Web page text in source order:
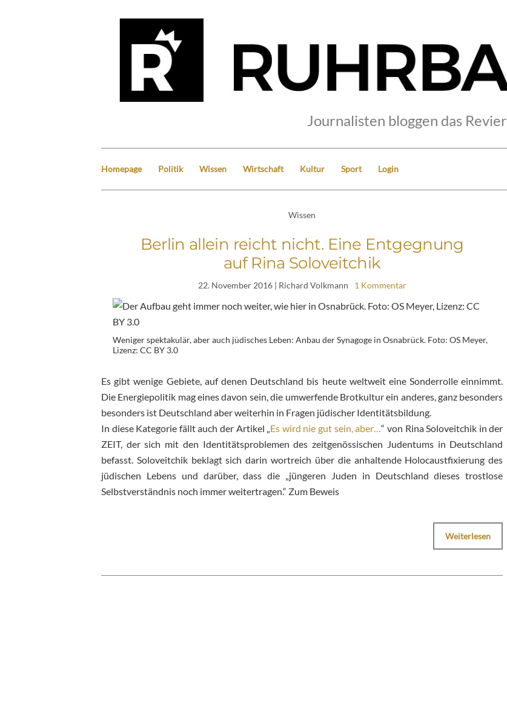
Journalisten bloggen das Revier
Homepage Politik Wissen Wirtschaft Kultur Sport Login
Wissen
Berlin allein reicht nicht. Eine Entgegnung
auf Rina Soloveitchik
22. November 2016| Richard Volkmann 1 Kommentar
Weniger spektakulär, aber auch jüdisches Leben: Anbau der Synagoge in Osnabrück. Foto: OS Meyer,
Lizenz: CC BY 3.0
Es gibt wenige Gebiete, auf denen Deutschland bis heute weltweit eine Sonderrolle einnimmt.
Die Energiepolitik mag eines davon sein, die umwerfende Brotkultur ein anderes, ganz besonders
besonders ist Deutschland aber weiterhin in Fragen jüdischer Identitätsbildung.
In diese Kategorie fällt auch der Artikel „ Es wird nie gut sein, aber…“ von Rina Soloveitchik in der
ZEIT, der sich mit den Identitätsproblemen des zeitgenössischen Judentums in Deutschland
befasst. Soloveitchik beklagt sich darin wortreich über die anhaltende Holocaustfixierung des
jüdischen Lebens und darüber, dass die „jüngeren Juden in Deutschland dieses trostlose
Selbstverständnis noch immer weitertragen.“ Zum Beweis
Weiterlesen